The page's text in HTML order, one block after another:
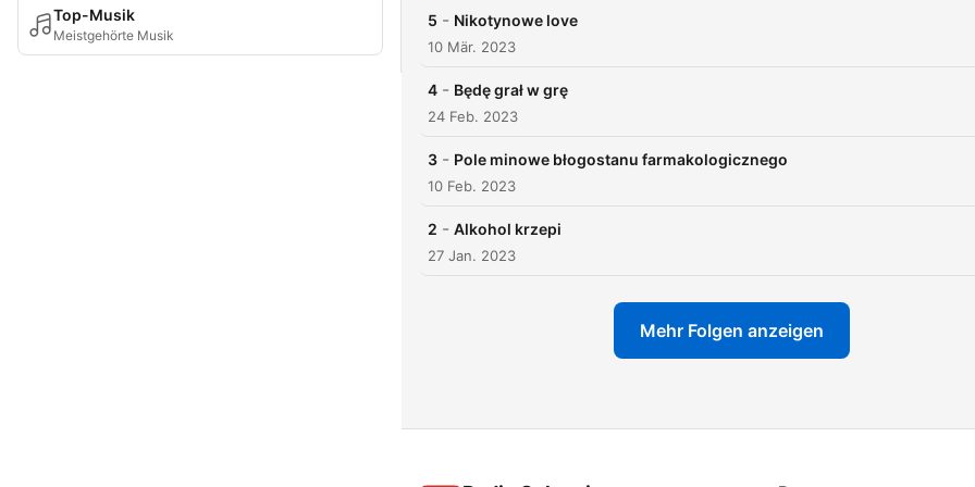
Top-Musik
Meistgehörte Musik
5 - Nikotynowe love
10 Mär. 2023
4 - Będę grał w grę
24 Feb. 2023
3 - Pole minowe błogostanu farmakologicznego
10 Feb. 2023
2 - Alkohol krzepi
27 Jan. 2023
Mehr Folgen anzeigen